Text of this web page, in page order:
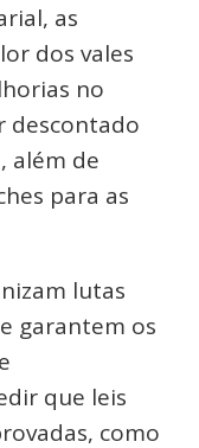
as
dos vales
no
descontado
além de
para as
lutas
garantem os
que leis
como